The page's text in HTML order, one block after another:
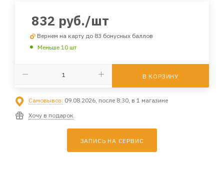
832 руб./шт
Вернем на карту до 83 бонусных баллов
Меньше 10 шт
В КОРЗИНУ
Самовывоз: 09.08.2026, после 8:30, в 1 магазине
Хочу в подарок
ЗАПИСЬ НА СЕРВИС